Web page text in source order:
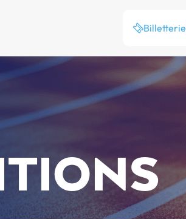
Billetterie